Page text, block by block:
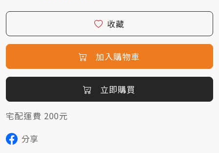
收藏
加入購物車
立即購買
宅配運費 200元
分享